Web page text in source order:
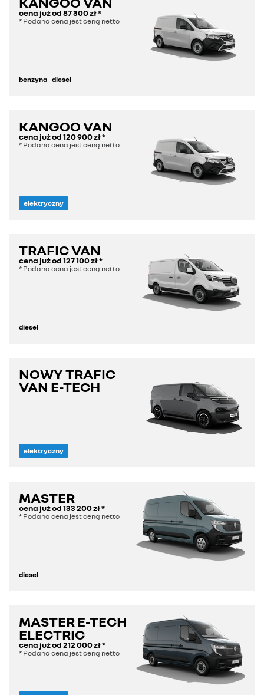
cena już od87 300 zł*
* Podana cena jest ceną netto
benzyna diesel
KANGOO VAN
cena już od120 900 zł*
* Podana cena jest ceną netto
elektryczny
TRAFIC VAN
cena już od127 100 zł*
* Podana cena jest ceną netto
diesel
NOWY TRAFIC
VAN E-TECH
elektryczny
MASTER
cena już od133 200 zł*
* Podana cena jest ceną netto
diesel
MASTER E-TECH
ELECTRIC
cena już od212 000 zł*
* Podana cena jest ceną netto